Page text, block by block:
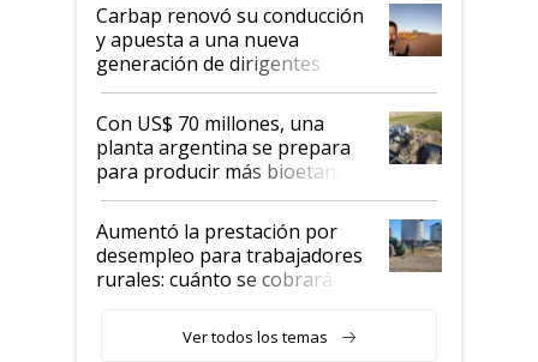
Carbap renovó su conducción
y apuesta a una nueva
generación de dirigentes
rurales
Con US$ 70 millones, una
planta argentina se prepara
para producir más bioetanol
que nunca
Aumentó la prestación por
desempleo para trabajadores
rurales: cuánto se cobrará
Ver todos los temas